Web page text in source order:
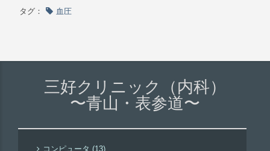
タグ： 血圧
三好クリニック（内科）
〜青山・表参道〜
コンピュータ (13)